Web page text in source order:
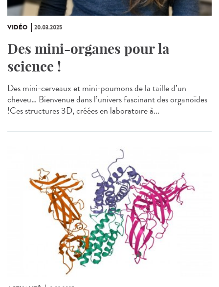
VIDÉO 20.03.2025
Des mini-organes pour la
science !
Des mini-cerveaux et mini-poumons de la taille d’un
cheveu… Bienvenue dans l’univers fascinant des organoïdes
!Ces structures 3D, créées en laboratoire à...